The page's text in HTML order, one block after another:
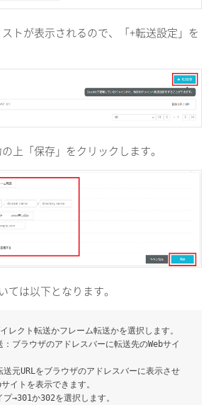
トが表示されるので、「+転送設定」を
上「保存」をクリックします。
ては以下となります。
レクト転送かフレーム転送かを選択します。
ブラウザのアドレスバーに転送先のWebサイ
元URLをブラウザのアドレスバーに表示させ
イトを表示できます。
プ→301か302を選択します。